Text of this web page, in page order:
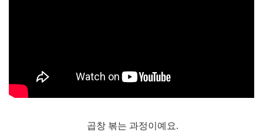
곱창 볶는 과정이예요.